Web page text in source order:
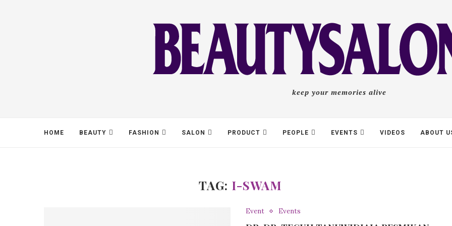
keep your memories alive
HOME BEAUTY FASHION SALON PRODUCT PEOPLE EVENTS VIDEOS ABOUT
TAG: I-SWAM
Event Events